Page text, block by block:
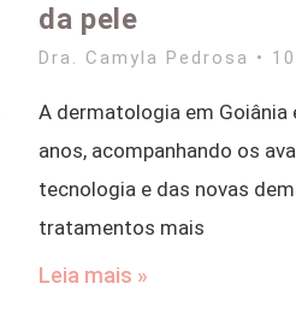
da pele
Dra. Camyla Pedrosa
A dermatologia em
anos, acompanhando os
tecnologia e das novas
tratamentos mais
Leia mais »